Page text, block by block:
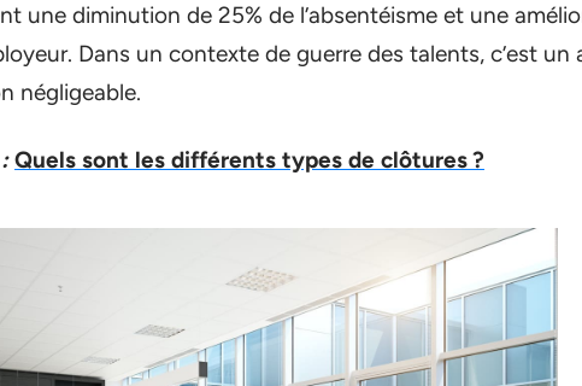
une diminution de 25% de l’absentéisme et une
Dans un contexte de guerre des talents, c’est un
négligeable.
Quels sont les différents types de clôtures ?